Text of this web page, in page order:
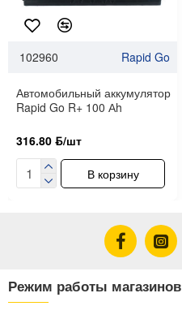
102960 Rapid Go
Автомобильный аккумулятор
Rapid Go R+ 100 Аh
316.80 ƃ/шт
В корзину
Режим работы магазинов